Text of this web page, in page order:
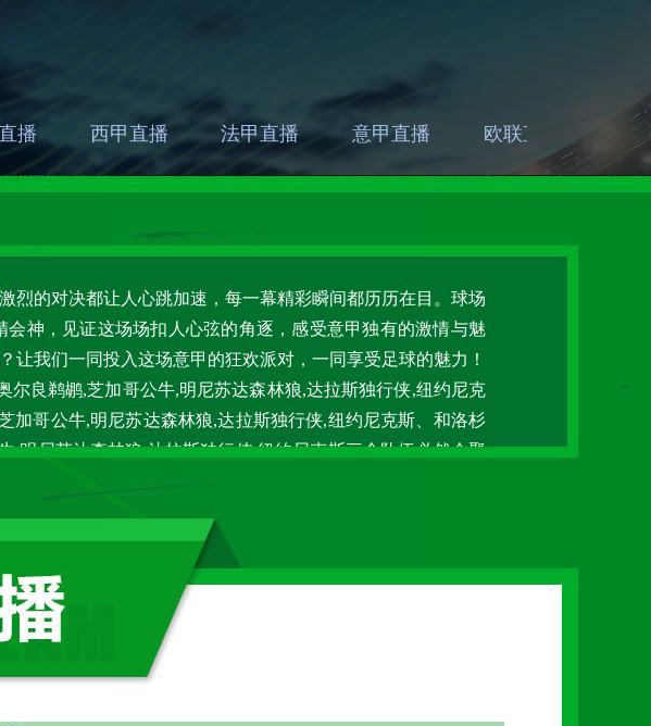
播 西甲直播 法甲直播 意甲直播 欧联直播 亚
烈的对决都让人心跳加速，每一幕精彩瞬间都历历在目。球场
神，见证这场场扣人心弦的角逐，感受意甲独有的激情与魅
我们一同投入这场意甲的狂欢派对，一同享受足球的魅力！
良鹈鹕,芝加哥公牛,明尼苏达森林狼,达拉斯独行侠,纽约尼克
加哥公牛,明尼苏达森林狼,达拉斯独行侠,纽约尼克斯、和洛杉
,明尼苏达森林狼,达拉斯独行侠,纽约尼克斯三个队伍必然会聚